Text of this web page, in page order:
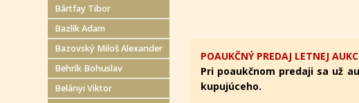
Bártfay Tibor
Bazlík Adam
Bazovský Miloš Alexander
Behrík Bohuslav
Belányi Viktor
POAUKČNÝ PREDAJ LETNEJ
Pri poaukčnom predaji sa už
kupujúceho.